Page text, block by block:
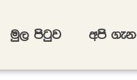
uq, msgqj wms .ek